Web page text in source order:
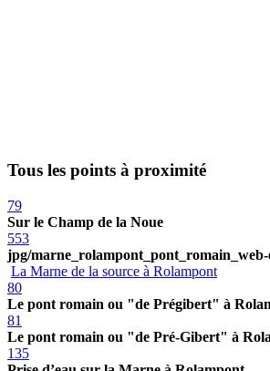
Tous les points à proximité
79
Sur le Champ de la Noue
553
jpg/marne_rolampont_pont_romain_web-
La Marne de la source à Rolampont
80
Le pont romain ou "de Prégibert" à
81
Le pont romain ou "de Pré-Gibert" à
135